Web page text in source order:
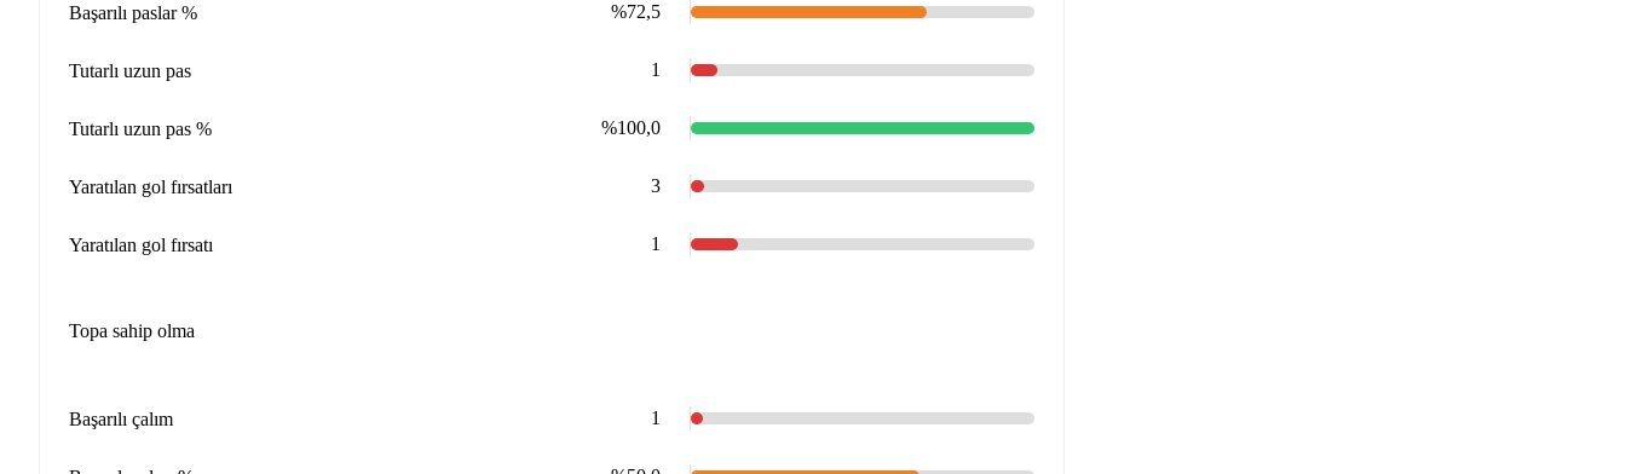
Başarılı paslar % %72,5
Tutarlı uzun pas 1
Tutarlı uzun pas % %100,0
Yaratılan gol fırsatları 3
Yaratılan gol fırsatı 1
Topa sahip olma
Başarılı çalım 1